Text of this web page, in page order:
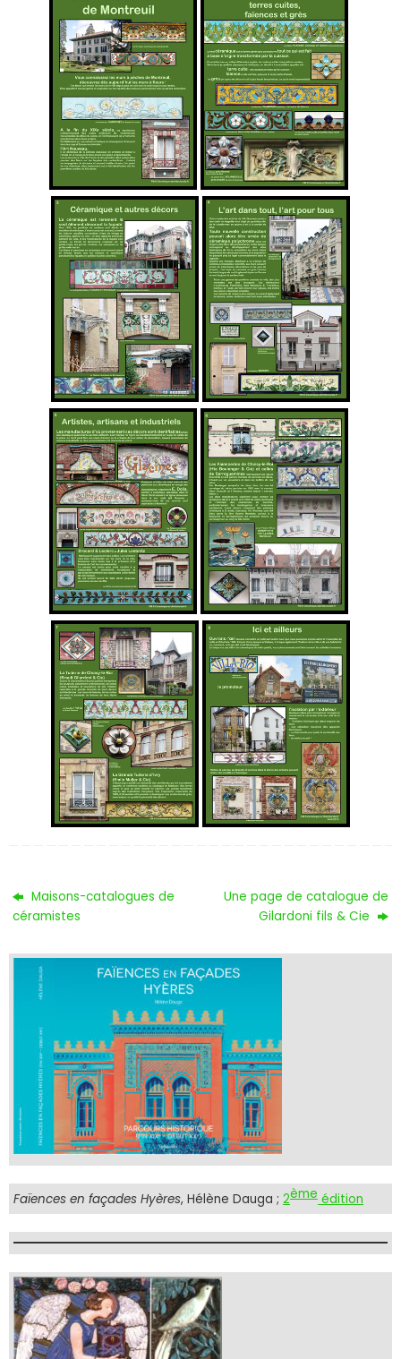
Maisons-catalogues de
céramistes
Une page de catalogue de
Gilardoni fils & Cie
Faïences en façades Hyères, Hélène Dauga ; 2ème édition